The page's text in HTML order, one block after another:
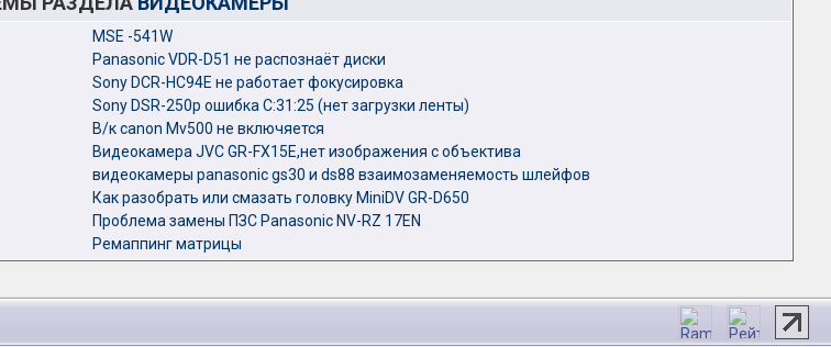
MSE -541W
Panasonic VDR-D51 не распознаёт диски
Sony DCR-HC94E не работает фокусировка
Sony DSR-250p ошибка С:31:25 (нет загрузки ленты)
В/к canon Mv500 не включяется
Видеокамера JVC GR-FX15E,нет изображения с объектива
видеокамеры panasonic gs30 и ds88 взаимозаменяемость шлейфов
Как разобрать или смазать головку MiniDV GR-D650
Проблема замены ПЗС Panasonic NV-RZ 17EN
Ремаппинг матрицы